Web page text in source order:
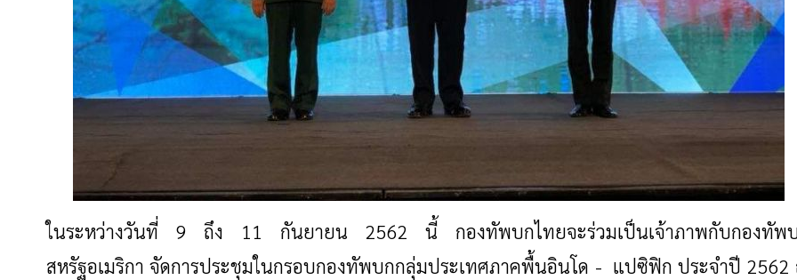
ในระหว่างวันที่ 9 ถึง 11 กันยายน 2562 นี้ กองทัพบกไทยจะร่วมเป็นเจ้าภาพกับกองทัพ
สหรัฐอเมริกา จัดการประชุมในกรอบกองทัพบกกลุ่มประเทศภาคพื้นอินโด - แปซิฟิก ประจำปี